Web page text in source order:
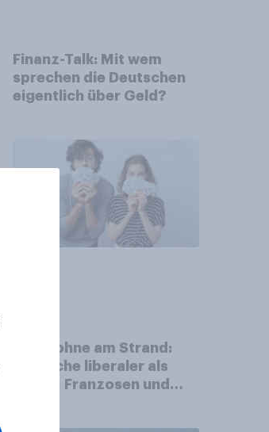
Finanz-Talk: Mit wem
sprechen die Deutschen
eigentlich über Geld?
Oben ohne am Strand:
Deutsche liberaler als
Briten, Franzosen und